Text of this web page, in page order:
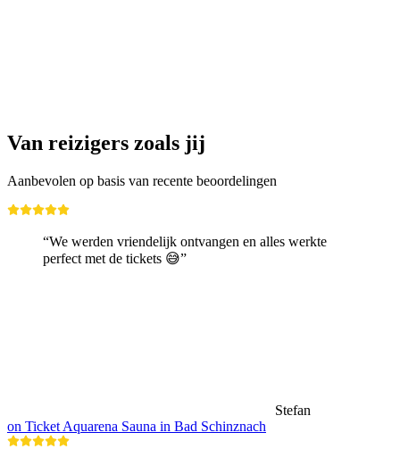
Van reizigers zoals jij
Aanbevolen op basis van recente beoordelingen
“We werden vriendelijk ontvangen en alles werkte
perfect met de tickets 😅”
Stefan
on Ticket Aquarena Sauna in Bad Schinznach